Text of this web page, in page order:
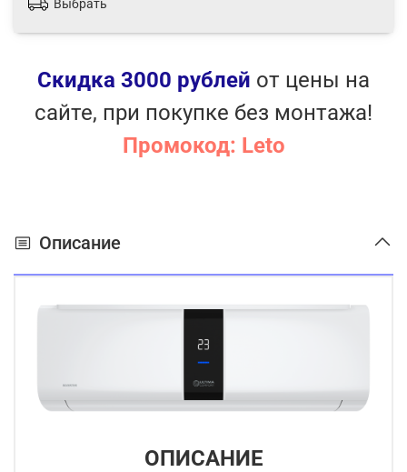
Выбрать
Скидка 3000 рублей от цены на
сайте, при покупке без монтажа!
Промокод: Leto
Описание
ОПИСАНИЕ